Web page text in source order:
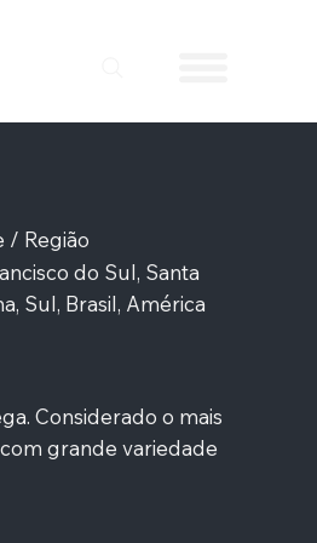
/ Região
do Sul, Santa
Sul, Brasil, América
Considerado o mais
grande variedade